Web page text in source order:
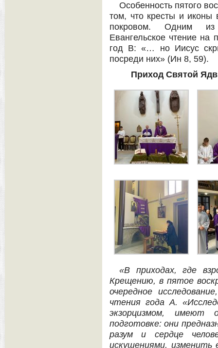
Особенность пятого
том, что кресты и
покровом. Одним из
Евангельское чтение на
год В: «… но Иисус
посреди них» (Ин 8, 59).
Приход Святой
«В приходах, где
Крещению, в пятое
очередное
чтения года А.
экзорцизмом, имеют
подготовке: они
разум и сердце
искушениями, изменить